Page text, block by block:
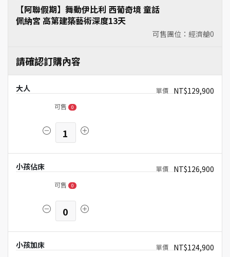
可售團位：經濟艙0
【阿聯假期】舞動伊比利 西葡奇境 童話
佩納宮 高第建築藝術深度13天
請確認訂購內容
大人 NT$129,900
可售 0
1
小孩佔床 NT$126,900
可售 0
0
小孩加床 NT$124,900